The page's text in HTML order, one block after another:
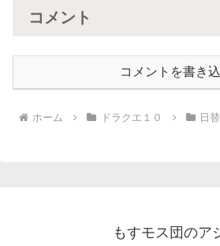
コメント
コメントを書き
ホーム ドラクエ１０ 日
もすモス団のア